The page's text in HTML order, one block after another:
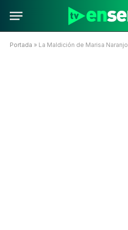
Portada » La Maldición de Marisa Naranjo